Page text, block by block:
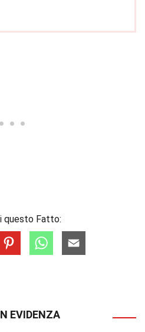
questo Fatto:
EVIDENZA